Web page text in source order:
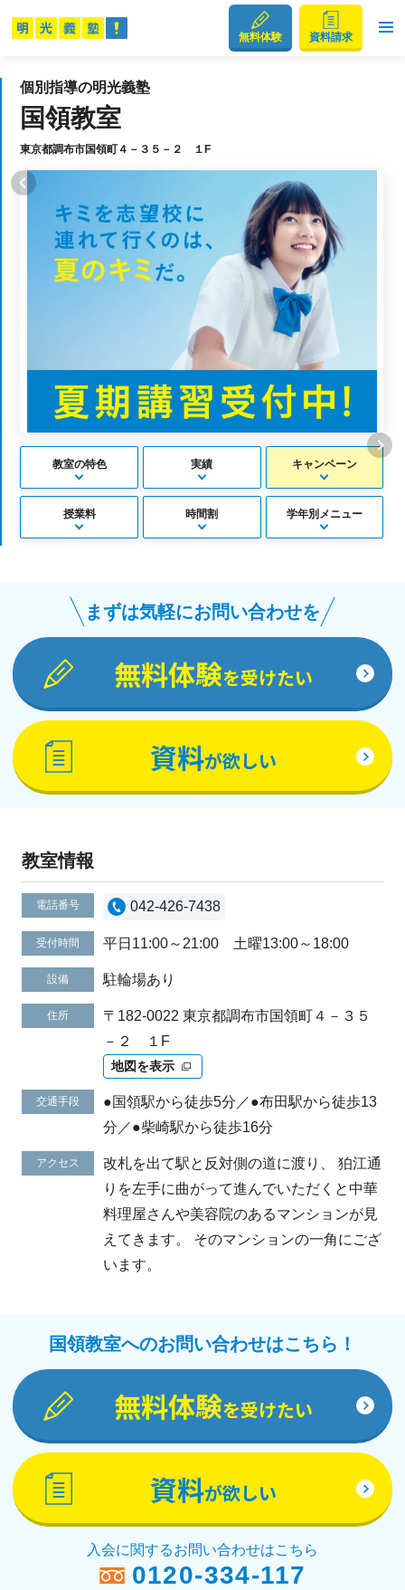
無料体験 資料請求
個別指導の明光義塾
国領教室
東京都調布市国領町４－３５－２ １F
教室の特色 実績 キャンペーン
授業料 時間割 学年別メニュー
まずは気軽にお問い合わせを
無料体験を受けたい
資料が欲しい
教室情報
電話番号 042-426-7438
受付時間 平日11:00～21:00 土曜13:00～18:00
設備 駐輪場あり
住所
〒182-0022 東京都調布市国領町４－３５
－２ １F
地図を表示
交通手段
●国領駅から徒歩5分／●布田駅から徒歩13
分／●柴崎駅から徒歩16分
アクセス
改札を出て駅と反対側の道に渡り、 狛江通
りを左手に曲がって進んでいただくと中華
料理屋さんや美容院のあるマンションが見
えてきます。 そのマンションの一角にござ
います。
国領教室へのお問い合わせはこちら！
無料体験を受けたい
資料が欲しい
入会に関するお問い合わせはこちら
0120-334-117